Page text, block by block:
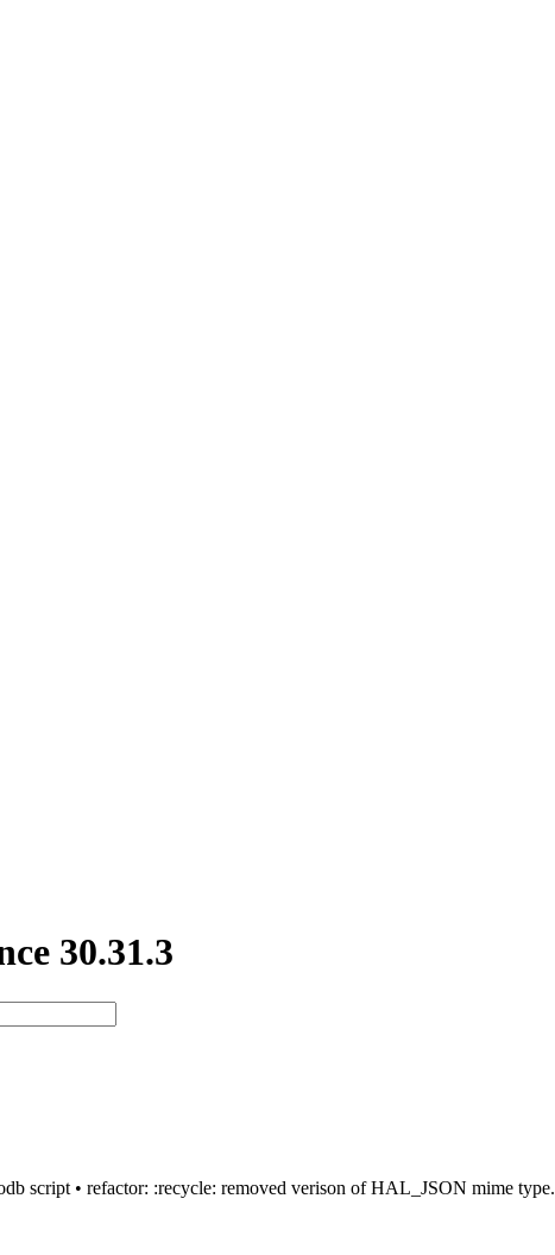
30.31.3
script • refactor: :recycle: removed verison of HAL_JSON mime type.